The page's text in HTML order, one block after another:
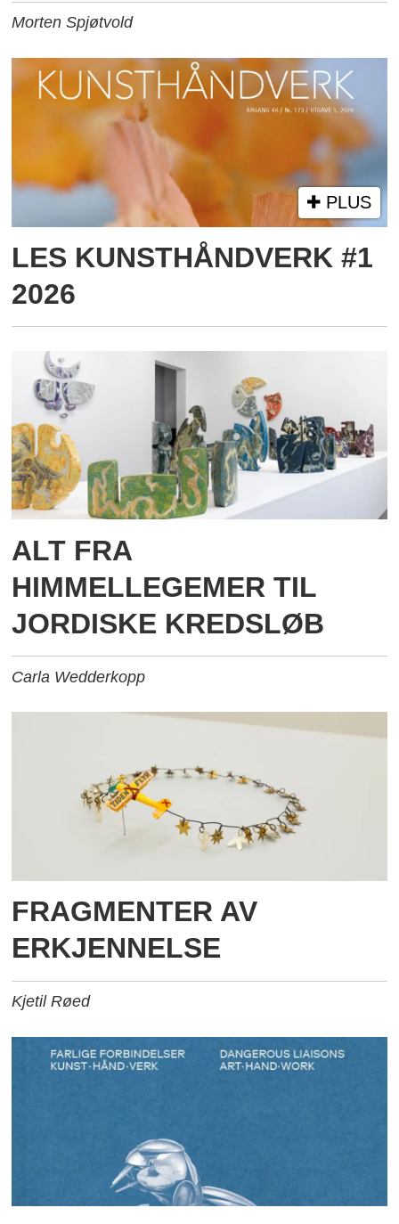
Morten Spjøtvold
PLUS
LES KUNSTHÅNDVERK #1
2026
ALT FRA
HIMMELLEGEMER TIL
JORDISKE KREDSLØB
Carla Wedderkopp
FRAGMENTER AV
ERKJENNELSE
Kjetil Røed